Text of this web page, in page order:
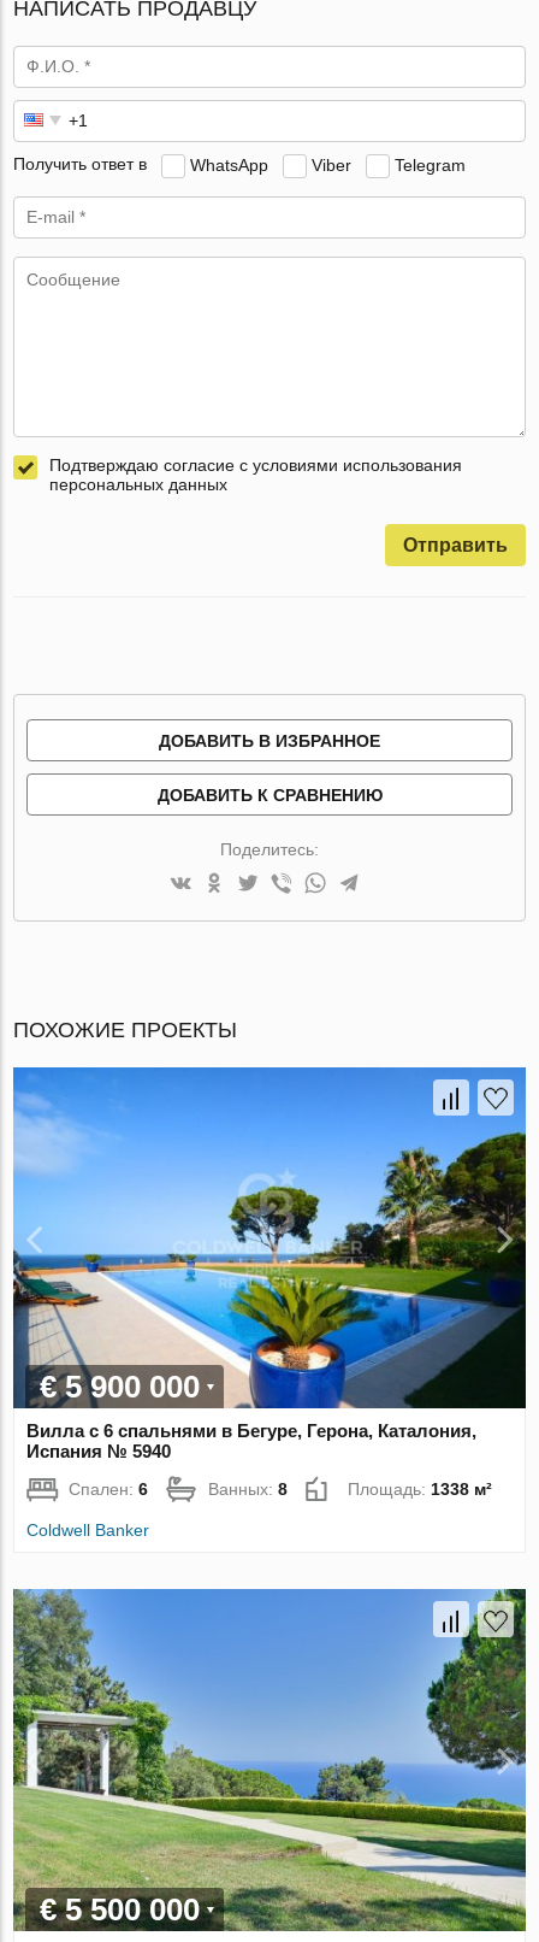
НАПИСАТЬ ПРОДАВЦУ
Получить ответ в WhatsApp Viber Telegram
Подтверждаю согласие с условиями использования
персональных данных
Отправить
ДОБАВИТЬ В ИЗБРАННОЕ
ДОБАВИТЬ К СРАВНЕНИЮ
Поделитесь:
ПОХОЖИЕ ПРОЕКТЫ
€ 5 900 000
Вилла с 6 спальнями в Бегуре, Герона, Каталония,
Испания № 5940
Спален:6 Ванных:8 Площадь:1338 м²
Coldwell Banker
€ 5 500 000